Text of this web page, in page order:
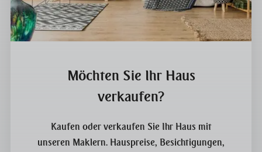
Möchten Sie Ihr Haus
verkaufen?
Kaufen oder verkaufen Sie Ihr Haus mit
unseren Maklern. Hauspreise, Besichtigungen,